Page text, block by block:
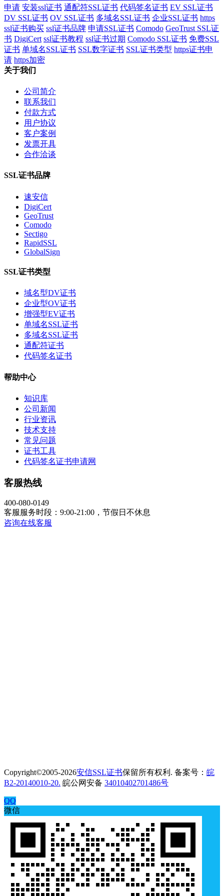
申请 安装ssl证书 通配符SSL证书 代码签名证书 EV SSL证书
DV SSL证书 OV SSL证书 多域名SSL证书 企业SSL证书 https
ssl证书购买 ssl证书品牌 申请SSL证书 Comodo GeoTrust SSL证
书 DigiCert ssl证书教程 ssl证书过期 Comodo SSL证书 免费SSL
证书 单域名SSL证书 SSL数字证书 SSL证书类型 https证书申
请 https加密
关于我们
公司简介
联系我们
付款方式
用户协议
客户案例
发票开具
合作洽谈
SSL证书品牌
速安信
DigiCert
GeoTrust
Comodo
Sectigo
RapidSSL
GlobalSign
SSL证书类型
域名型DV证书
企业型OV证书
增强型EV证书
单域名SSL证书
多域名SSL证书
通配符证书
代码签名证书
帮助中心
知识库
公司新闻
行业资讯
技术支持
常见问题
证书工具
代码签名证书申请网
客服热线
400-080-0149
客服服务时段：9:00-21:00，节假日不休息
咨询在线客服
Copyright©2005-2026安信SSL证书保留所有权利. 备案号： 皖
B2-20140010-20. 皖公网安备 34010402701486号
QQ
微信